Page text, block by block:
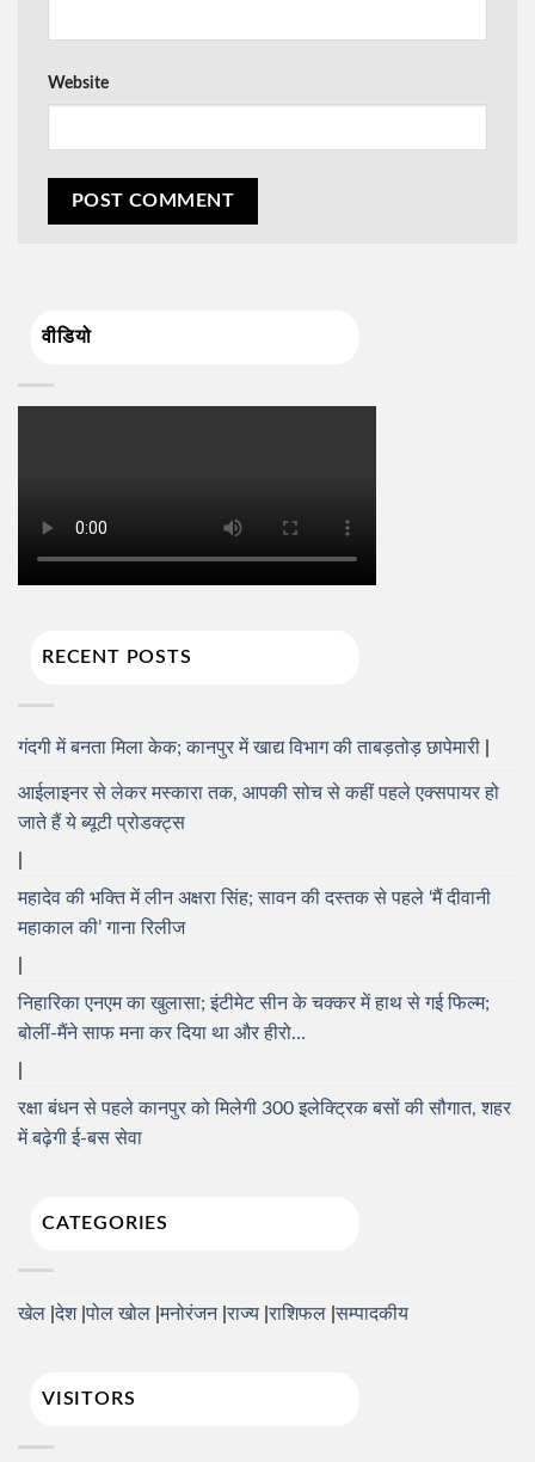
Website
वीडियो
RECENT POSTS
गंदगी में बनता मिला केक; कानपुर में खाद्य विभाग की ताबड़तोड़ छापेमारी
आईलाइनर से लेकर मस्कारा तक, आपकी सोच से कहीं पहले एक्सपायर हो
जाते हैं ये ब्यूटी प्रोडक्ट्स
महादेव की भक्ति में लीन अक्षरा सिंह; सावन की दस्तक से पहले ‘मैं दीवानी
महाकाल की’ गाना रिलीज
निहारिका एनएम का खुलासा; इंटीमेट सीन के चक्कर में हाथ से गई फिल्म;
बोलीं-मैंने साफ मना कर दिया था और हीरो…
रक्षा बंधन से पहले कानपुर को मिलेगी 300 इलेक्ट्रिक बसों की सौगात, शहर
में बढ़ेगी ई-बस सेवा
CATEGORIES
खेल देश पोल खोल मनोरंजन राज्य राशिफल सम्पादकीय
VISITORS